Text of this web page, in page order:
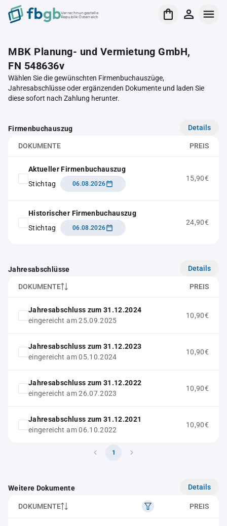
Verrechnungsstelle
Republik Österreich
MBK Planung- und Vermietung GmbH,
FN 548636v
Wählen Sie die gewünschten Firmenbuchauszüge,
Jahresabschlüsse oder ergänzenden Dokumente und laden Sie
diese sofort nach Zahlung herunter.
Firmenbuchauszug Details
DOKUMENTE PREIS
Aktueller Firmenbuchauszug
Stichtag
06.08.2026
15,90€
Historischer Firmenbuchauszug
Stichtag
06.08.2026
24,90€
Jahresabschlüsse Details
DOKUMENTE PREIS
Jahresabschluss zum 31.12.2024
eingereicht am 25.09.2025
10,90€
Jahresabschluss zum 31.12.2023
eingereicht am 05.10.2024
10,90€
Jahresabschluss zum 31.12.2022
eingereicht am 26.07.2023
10,90€
Jahresabschluss zum 31.12.2021
eingereicht am 06.10.2022
10,90€
1
Weitere Dokumente Details
DOKUMENTE PREIS